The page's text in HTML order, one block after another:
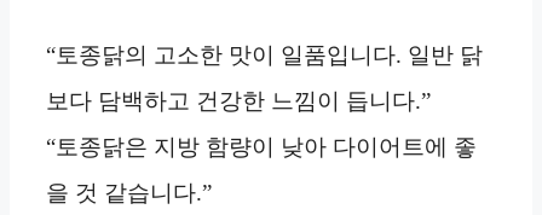
“토종닭의 고소한 맛이 일품입니다. 일반 닭
보다 담백하고 건강한 느낌이 듭니다.”
“토종닭은 지방 함량이 낮아 다이어트에 좋
을 것 같습니다.”